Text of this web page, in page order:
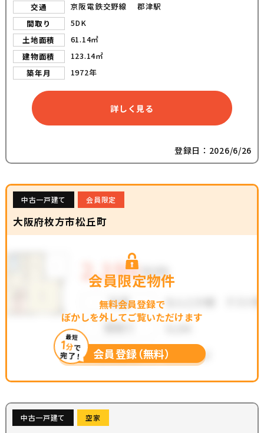
交通
京阪電鉄交野線 郡津駅
間取り
5DK
土地面積
61.14㎡
建物面積
123.14㎡
築年月
1972年
詳しく見る
登録日：2026/6/26
中古一戸建て 会員限定
大阪府枚方市松丘町
会員限定物件
無料会員登録で
ぼかしを外してご覧いただけます
最短
1分で
完了！ 会員登録（無料）
中古一戸建て 空家